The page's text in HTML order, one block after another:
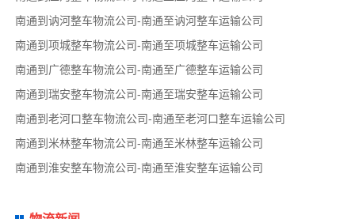
南通到讷河整车物流公司-南通至讷河整车运输公司
南通到项城整车物流公司-南通至项城整车运输公司
南通到广德整车物流公司-南通至广德整车运输公司
南通到瑞安整车物流公司-南通至瑞安整车运输公司
南通到老河口整车物流公司-南通至老河口整车运输公司
南通到米林整车物流公司-南通至米林整车运输公司
南通到淮安整车物流公司-南通至淮安整车运输公司